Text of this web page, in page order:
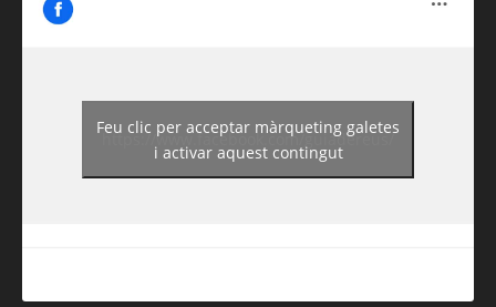
https://www.facebook.com/guiadereus/
Feu clic per acceptar màrqueting galetes
i activar aquest contingut